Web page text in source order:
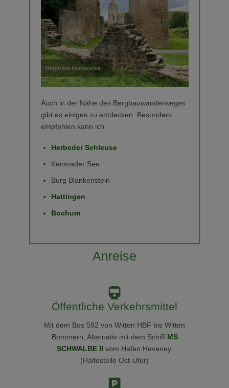
Burgruine Hardenstein
Auch in der Nähe des Bergbauwanderweges
gibt es einiges zu entdecken. Besonders
empfehlen kann ich:
Herbeder Schleuse
Kenmader See
Burg Blankenstein
Hattingen
Bochum
Anreise
Öffentliche Verkehrsmittel
Mit dem Bus 592 von Witten HBF bis Witten
Bommern, Alternativ mit dem Schiff MS
SCHWALBE II vom Hafen Heveney.
(Haltestelle Ost-Ufer)